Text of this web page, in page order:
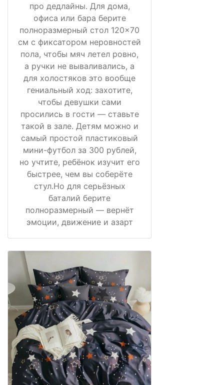
про дедлайны. Для дома,
офиса или бара берите
полноразмерный стол 120×70
см с фиксатором неровностей
пола, чтобы мяч летел ровно,
а ручки не вываливались, а
для холостяков это вообще
гениальный ход: захотите,
чтобы девушки сами
просились в гости — ставьте
такой в зале. Детям можно и
самый простой пластиковый
мини-футбол за 300 рублей,
но учтите, ребёнок изучит его
быстрее, чем вы соберёте
стул.Но для серьёзных
баталий берите
полноразмерный — вернёт
эмоции, движение и азарт